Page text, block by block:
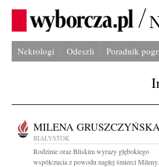
Nekrologi Odeszli Poradnik
MILENA
BIAŁYSTOK
Rodzinie oraz Bliskim wyrazy głębokiego
współczucia z powodu nagłej śmierci